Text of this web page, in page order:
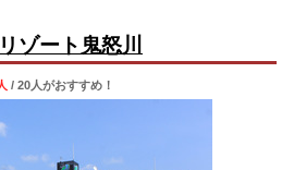
ゾート鬼怒川
/ 20人がおすすめ！